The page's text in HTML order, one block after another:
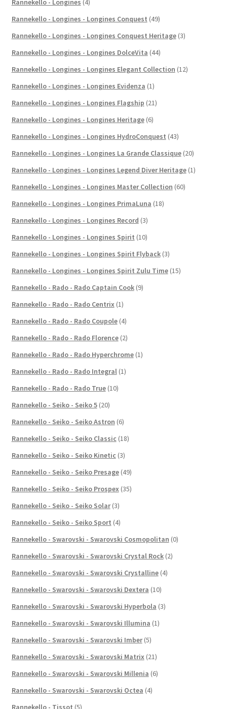
Rannekello - Longines (4)
Rannekello - Longines - Longines Conquest (49)
Rannekello - Longines - Longines Conquest Heritage (3)
Rannekello - Longines - Longines DolceVita (44)
Rannekello - Longines - Longines Elegant Collection (12)
Rannekello - Longines - Longines Evidenza (1)
Rannekello - Longines - Longines Flagship (21)
Rannekello - Longines - Longines Heritage (6)
Rannekello - Longines - Longines HydroConquest (43)
Rannekello - Longines - Longines La Grande Classique (20)
Rannekello - Longines - Longines Legend Diver Heritage (1)
Rannekello - Longines - Longines Master Collection (60)
Rannekello - Longines - Longines PrimaLuna (18)
Rannekello - Longines - Longines Record (3)
Rannekello - Longines - Longines Spirit (10)
Rannekello - Longines - Longines Spirit Flyback (3)
Rannekello - Longines - Longines Spirit Zulu Time (15)
Rannekello - Rado - Rado Captain Cook (9)
Rannekello - Rado - Rado Centrix (1)
Rannekello - Rado - Rado Coupole (4)
Rannekello - Rado - Rado Florence (2)
Rannekello - Rado - Rado Hyperchrome (1)
Rannekello - Rado - Rado Integral (1)
Rannekello - Rado - Rado True (10)
Rannekello - Seiko - Seiko 5 (20)
Rannekello - Seiko - Seiko Astron (6)
Rannekello - Seiko - Seiko Classic (18)
Rannekello - Seiko - Seiko Kinetic (3)
Rannekello - Seiko - Seiko Presage (49)
Rannekello - Seiko - Seiko Prospex (35)
Rannekello - Seiko - Seiko Solar (3)
Rannekello - Seiko - Seiko Sport (4)
Rannekello - Swarovski - Swarovski Cosmopolitan (0)
Rannekello - Swarovski - Swarovski Crystal Rock (2)
Rannekello - Swarovski - Swarovski Crystalline (4)
Rannekello - Swarovski - Swarovski Dextera (10)
Rannekello - Swarovski - Swarovski Hyperbola (3)
Rannekello - Swarovski - Swarovski Illumina (1)
Rannekello - Swarovski - Swarovski Imber (5)
Rannekello - Swarovski - Swarovski Matrix (21)
Rannekello - Swarovski - Swarovski Millenia (6)
Rannekello - Swarovski - Swarovski Octea (4)
Rannekello - Tissot (5)